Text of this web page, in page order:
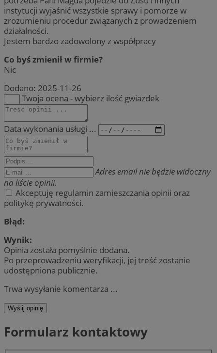
instytucji wyjaśnić wszystkie sprawy i pomorze w
zrozumieniu procedur związanych z prowadzeniem
działalności.
Jestem bardzo zadowolony z współpracy
Co byś zmienił w firmie?
Nic
Dodano: 2025-11-26
Twoja ocena - wybierz ilość gwiazdek
Data wykonania usługi ...
Adres email nie będzie widoczny
na liście opinii.
Akceptuję regulamin zamieszczania opinii oraz
politykę prywatności.
Błąd:
Wynik:
Opinia została pomyślnie dodana.
Po przeprowadzeniu weryfikacji, jej treść zostanie
udostępniona publicznie.
Trwa wysyłanie komentarza ...
Wyślij opinię
Formularz kontaktowy